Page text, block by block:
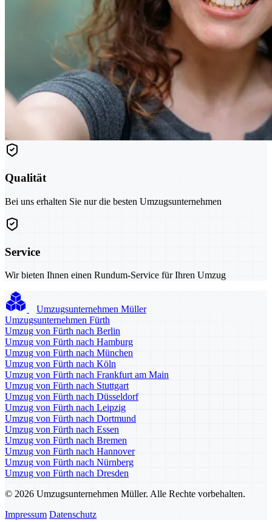
Qualität
Bei uns erhalten Sie nur die besten Umzugsunternehmen
Service
Wir bieten Ihnen einen Rundum-Service für Ihren Umzug
Umzugsunternehmen Müller
Umzugsunternehmen Fürth
Umzug von Fürth nach Berlin
Umzug von Fürth nach Hamburg
Umzug von Fürth nach München
Umzug von Fürth nach Köln
Umzug von Fürth nach Frankfurt am Main
Umzug von Fürth nach Stuttgart
Umzug von Fürth nach Düsseldorf
Umzug von Fürth nach Leipzig
Umzug von Fürth nach Dortmund
Umzug von Fürth nach Essen
Umzug von Fürth nach Bremen
Umzug von Fürth nach Hannover
Umzug von Fürth nach Nürnberg
Umzug von Fürth nach Dresden
© 2026 Umzugsunternehmen Müller. Alle Rechte vorbehalten.
Impressum Datenschutz